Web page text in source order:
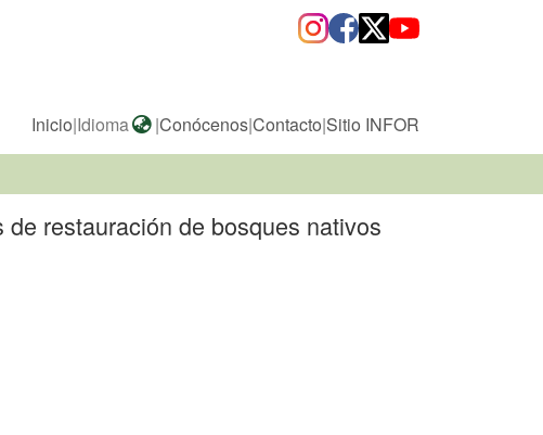
Inicio|Idioma |Conócenos|Contacto|Sitio INFOR
restauración de bosques nativos